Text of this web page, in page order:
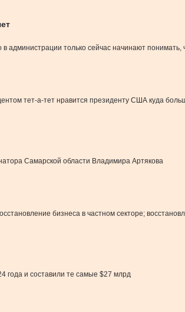
только сейчас начинают понимать,
тет-а-тет нравится президенту США куда
Самарской области Владимира Артякова
бизнеса в частном секторе;
года и составили те самые $27 млрд